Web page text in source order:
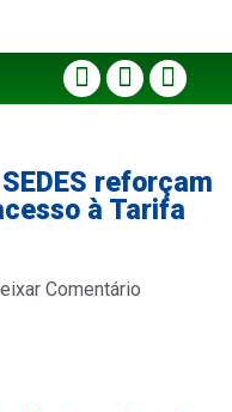
reforçam
à Tarifa
Comentário